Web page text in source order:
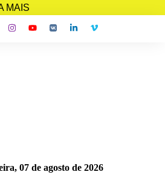
MAIS
07 de agosto de 2026